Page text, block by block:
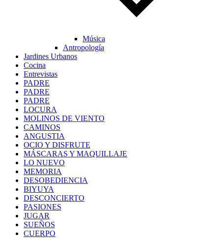
Música
Antropología
Jardines Urbanos
Cocina
Entrevistas
PADRE
PADRE
PADRE
LOCURA
MOLINOS DE VIENTO
CAMINOS
ANGUSTIA
OCIO Y DISFRUTE
MÁSCARAS Y MAQUILLAJE
LO NUEVO
MEMORIA
DESOBEDIENCIA
BIYUYA
DESCONCIERTO
PASIONES
JUGAR
SUEÑOS
CUERPO